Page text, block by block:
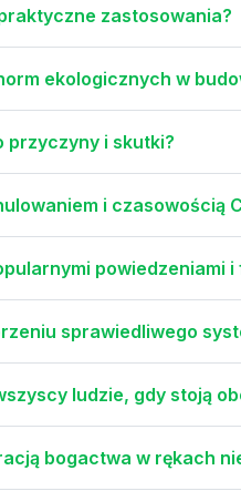
zastosowania?
ekologicznych w
przyczyny i skutki?
i czasowością
powiedzeniami i
sprawiedliwego
ludzie, gdy stoją
bogactwa w rękach